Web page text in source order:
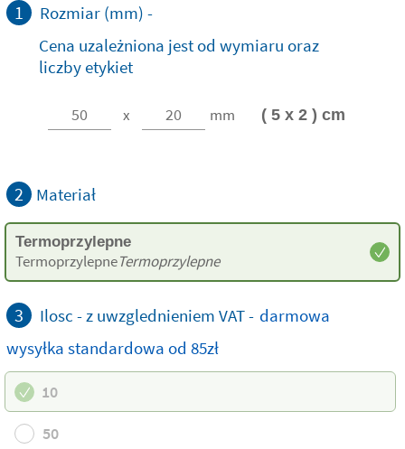
1 Rozmiar (mm) -
Cena uzależniona jest od wymiaru oraz
liczby etykiet
x mm ( 5 x 2 ) cm
2 Materiał
Termoprzylepne
TermoprzylepneTermoprzylepne
3 Ilosc - z uwzglednieniem VAT - darmowa
wysyłka standardowa od 85zł
10
50